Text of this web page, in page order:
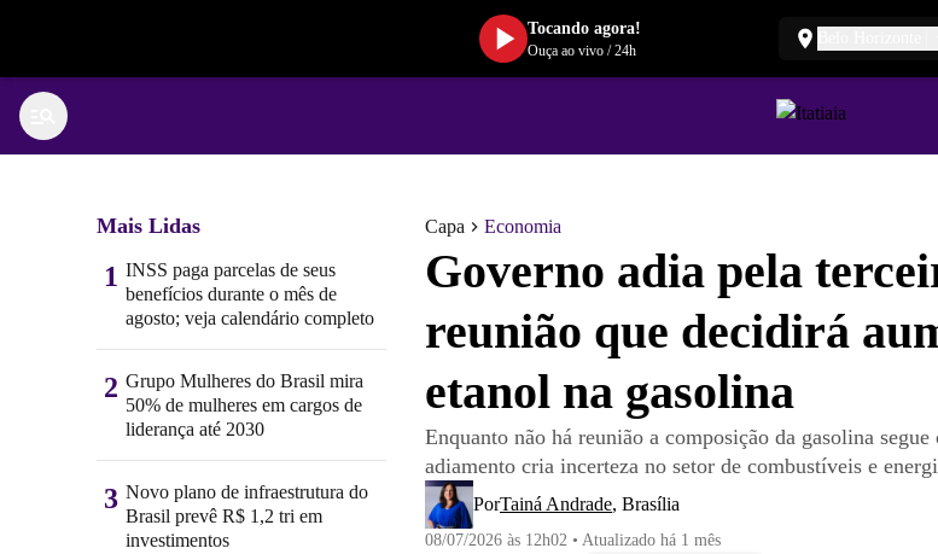
Capa Economia
Governo adia pela
reunião que decidirá
etanol na gasolina
Enquanto não há reunião a composição da gasolina
adiamento cria incerteza no setor de combustíveis e
PorTainá Andrade, Brasília
08/07/2026 às 12h02 • Atualizado há 1 mês
Mais Lidas
1 INSS paga parcelas de seus
benefícios durante o mês de
agosto; veja calendário completo
2 Grupo Mulheres do Brasil mira
50% de mulheres em cargos de
liderança até 2030
3 Novo plano de infraestrutura do
Brasil prevê R$ 1,2 tri em
investimentos
Tocando agora!
Ouça ao vivo/24h